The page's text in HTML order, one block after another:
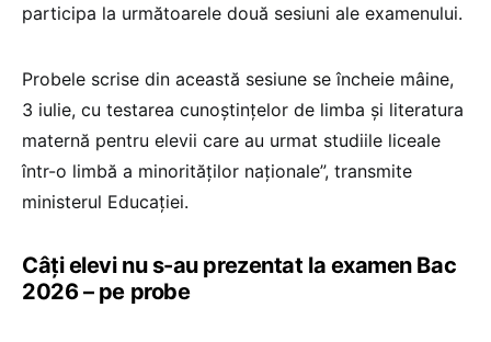
participa la următoarele două sesiuni ale examenului.
Probele scrise din această sesiune se încheie mâine,
3 iulie, cu testarea cunoștințelor de limba și literatura
maternă pentru elevii care au urmat studiile liceale
într-o limbă a minorităților naționale”, transmite
ministerul Educației.
Câți elevi nu s-au prezentat la examen Bac
2026 – pe probe